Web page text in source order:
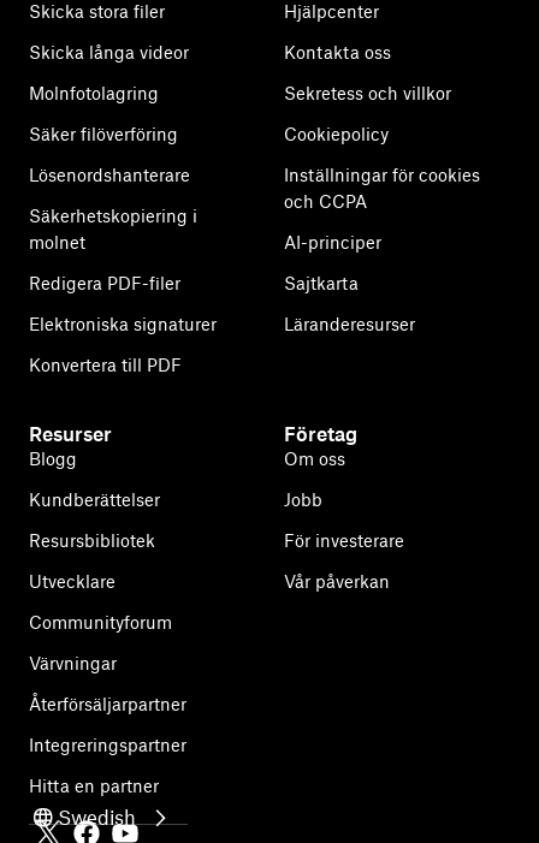
Skicka stora filer
Skicka långa videor
Molnfotolagring
Säker filöverföring
Lösenordshanterare
Säkerhetskopiering i
molnet
Redigera PDF-filer
Elektroniska signaturer
Konvertera till PDF
Hjälpcenter
Kontakta oss
Sekretess och villkor
Cookiepolicy
Inställningar för cookies
och CCPA
AI-principer
Sajtkarta
Läranderesurser
Resurser
Blogg
Kundberättelser
Resursbibliotek
Utvecklare
Communityforum
Värvningar
Återförsäljarpartner
Integreringspartner
Hitta en partner
Företag
Om oss
Jobb
För investerare
Vår påverkan
Swedish